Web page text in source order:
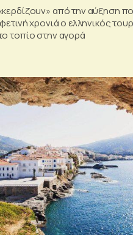
από την αύξηση
χρονιά ο ελληνικός
τοπίο στην αγορά